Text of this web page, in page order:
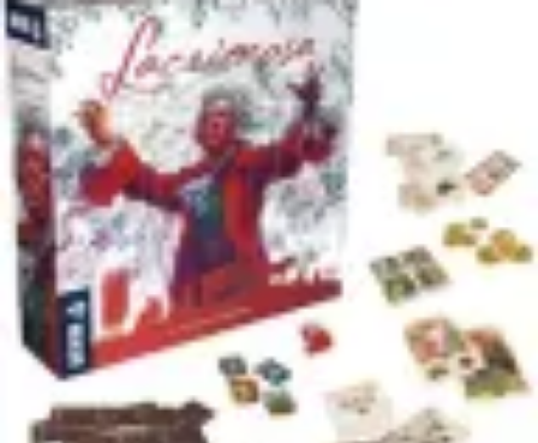
Trucs pour Gagner
JeuxLoisirs créatifsMarketing digitalFinance
personnelle
Développement personnel
Trucs pour Gagner